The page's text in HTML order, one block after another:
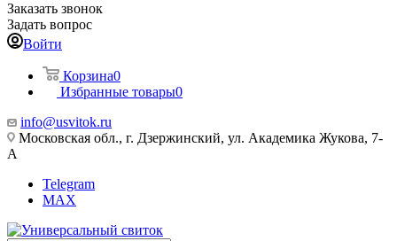
Заказать звонок
Задать вопрос
Войти
Корзина0
Избранные товары0
info@usvitok.ru
Московская обл., г. Дзержинский, ул. Академика Жукова, 7-
А
Telegram
MAX